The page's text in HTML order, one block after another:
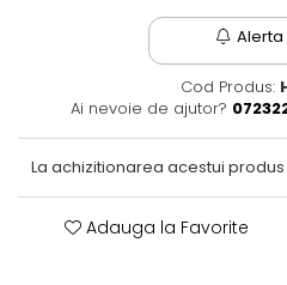
Abstracte
TOATE JOCURILE
Cod Produs:
Ai nevoie de ajutor?
La achizitionarea acestui
Adauga la Favorite